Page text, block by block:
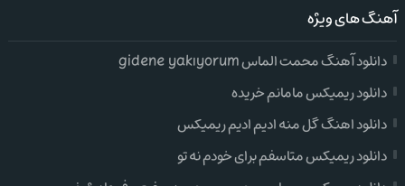
آهنگ های ویژه
دانلود آهنگ محمت الماس gidene yakıyorum
دانلود ریمیکس مامانم خریده
دانلود اهنگ گل منه ادیم ادیم ریمیکس
دانلود ریمیکس متاسفم برای خودم نه تو